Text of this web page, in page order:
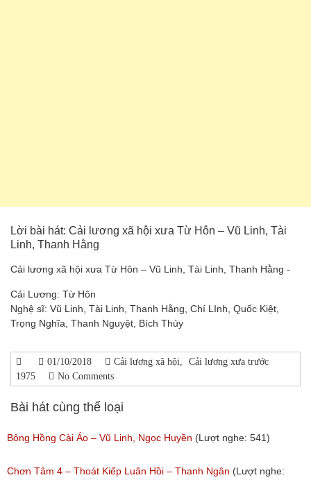
Lời bài hát: Cải lương xã hội xưa Từ Hôn – Vũ Linh, Tài
Linh, Thanh Hằng
Cải lương xã hội xưa Từ Hôn – Vũ Linh, Tài Linh, Thanh Hằng -
Cải Lương: Từ Hôn
Nghệ sĩ: Vũ Linh, Tài Linh, Thanh Hằng, Chí LInh, Quốc Kiệt,
Trọng Nghĩa, Thanh Nguyệt, Bích Thủy
01/10/2018 Cải lương xã hội,
Cải lương xưa trước
1975
No Comments
Bài hát cùng thể loại
Bông Hồng Cài Áo – Vũ Linh, Ngọc Huyền (Lượt nghe: 541)
Chơn Tâm 4 – Thoát Kiếp Luân Hồi – Thanh Ngân (Lượt nghe: